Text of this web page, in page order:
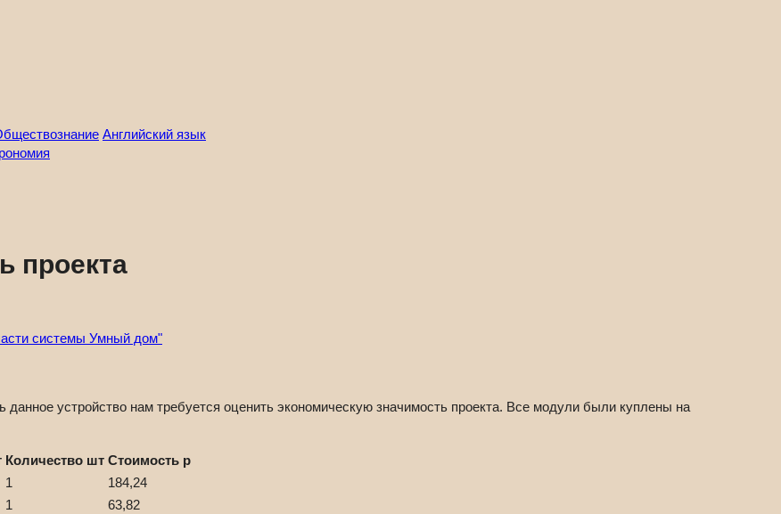
Английский язык
проекта
системы Умный дом"
устройство нам требуется оценить экономическую значимость проекта. Все модули были куплены на
Количество шт Стоимость р
1
184,24
1
63,82